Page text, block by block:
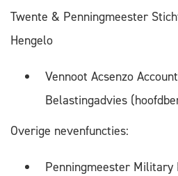
Twente & Penningmeester
Hengelo
Vennoot Acsenzo
Belastingadvies
Overige nevenfuncties:
Penningmeester Military